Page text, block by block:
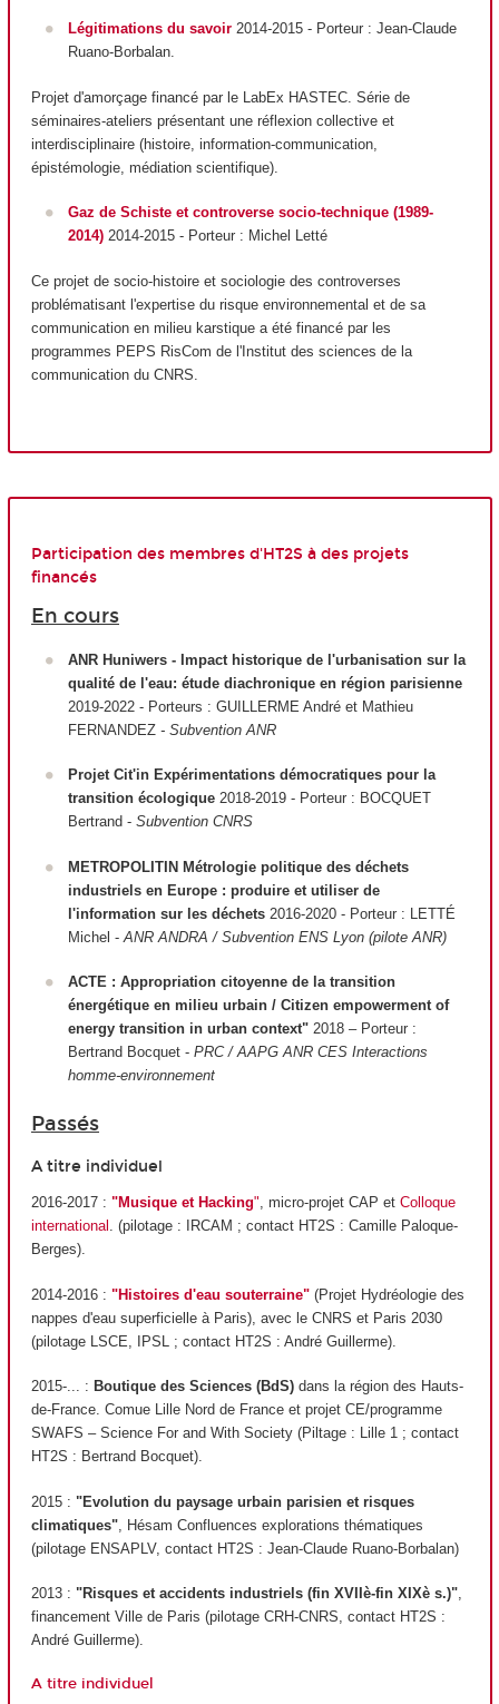
Légitimations du savoir2014-2015 - Porteur : Jean-Claude
Ruano-Borbalan.
Projet d'amorçage financé par le LabEx HASTEC. Série de
séminaires-ateliers présentant une réflexion collective et
interdisciplinaire (histoire, information-communication,
épistémologie, médiation scientifique).
Gaz de Schiste et controverse socio-technique (1989-
2014)2014-2015 - Porteur : Michel Letté
Ce projet de socio-histoire et sociologie des controverses
problématisant l'expertise du risque environnemental et de sa
communication en milieu karstique a été financé par les
programmes PEPS RisCom de l'Institut des sciences de la
communication du CNRS.
Participation des membres d'HT2S à des projets
financés
En cours
ANR Huniwers - Impact historique de l'urbanisation sur la
qualité de l'eau: étude diachronique en région parisienne
2019-2022 - Porteurs : GUILLERME André et Mathieu
FERNANDEZ- Subvention ANR
Projet Cit'in Expérimentations démocratiques pour la
transition écologique2018-2019 - Porteur : BOCQUET
Bertrand - Subvention CNRS
METROPOLITIN Métrologie politique des déchets
industriels en Europe : produire et utiliser de
l'information sur les déchets2016-2020 - Porteur : LETTÉ
Michel - ANR ANDRA / Subvention ENS Lyon (pilote ANR)
ACTE : Appropriation citoyenne de la transition
énergétique en milieu urbain / Citizen empowerment of
energy transition in urban context" 2018 – Porteur :
Bertrand Bocquet - PRC / AAPG ANR CES Interactions
homme-environnement
Passés
A titre individuel
2016-2017 : "Musique et Hacking", micro-projet CAP et Colloque
international . (pilotage : IRCAM ; contact HT2S : Camille Paloque-
Berges).
2014-2016 : "Histoires d'eau souterraine" (Projet Hydréologie des
nappes d'eau superficielle à Paris), avec le CNRS et Paris 2030
(pilotage LSCE, IPSL ; contact HT2S : André Guillerme).
2015-... : Boutique des Sciences (BdS) dans la région des Hauts-
de-France. Comue Lille Nord de France et projet CE/programme
SWAFS – Science For and With Society (Piltage : Lille 1 ; contact
HT2S : Bertrand Bocquet).
2015 : "Evolution du paysage urbain parisien et risques
climatiques" , Hésam Confluences explorations thématiques
(pilotage ENSAPLV, contact HT2S : Jean-Claude Ruano-Borbalan)
2013 : "Risques et accidents industriels (fin XVIIè-fin XIXè s.)",
financement Ville de Paris (pilotage CRH-CNRS, contact HT2S :
André Guillerme).
A titre individuel